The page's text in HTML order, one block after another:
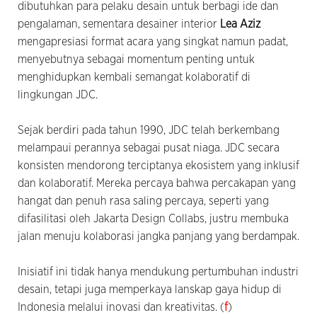
dibutuhkan para pelaku desain untuk berbagi ide dan
pengalaman, sementara desainer interior Lea Aziz
mengapresiasi format acara yang singkat namun padat,
menyebutnya sebagai momentum penting untuk
menghidupkan kembali semangat kolaboratif di
lingkungan JDC.
Sejak berdiri pada tahun 1990, JDC telah berkembang
melampaui perannya sebagai pusat niaga. JDC secara
konsisten mendorong terciptanya ekosistem yang inklusif
dan kolaboratif. Mereka percaya bahwa percakapan yang
hangat dan penuh rasa saling percaya, seperti yang
difasilitasi oleh Jakarta Design Collabs, justru membuka
jalan menuju kolaborasi jangka panjang yang berdampak.
Inisiatif ini tidak hanya mendukung pertumbuhan industri
desain, tetapi juga memperkaya lanskap gaya hidup di
Indonesia melalui inovasi dan kreativitas. (f)